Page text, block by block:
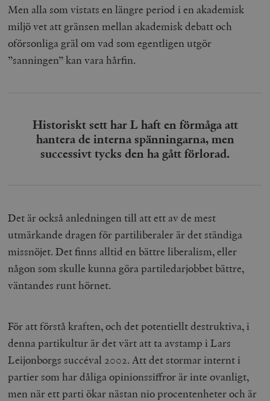
Men alla som vistats en längre period i en akademisk
miljö vet att gränsen mellan akademisk debatt och
oförsonliga gräl om vad som egentligen utgör
”sanningen” kan vara hårfin.
Historiskt sett har L haft en förmåga att
hantera de interna spänningarna, men
successivt tycks den ha gått förlorad.
Det är också anledningen till att ett av de mest
utmärkande dragen för partiliberaler är det ständiga
missnöjet. Det finns alltid en bättre liberalism, eller
någon som skulle kunna göra partiledarjobbet bättre,
väntandes runt hörnet.
För att förstå kraften, och det potentiellt destruktiva, i
denna partikultur är det värt att ta avstamp i Lars
Leijonborgs succéval 2002. Att det stormar internt i
partier som har dåliga opinionssiffror är inte ovanligt,
men när ett parti ökar nästan nio procentenheter och är